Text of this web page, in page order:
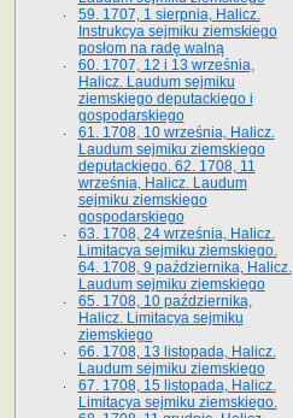
59. 1707, 1 sierpnia, Halicz.
Instrukcya sejmiku ziemskiego
posłom na radę walną
60. 1707, 12 i 13 września,
Halicz. Laudum sejmiku
ziemskiego deputackiego i
gospodarskiego
61. 1708, 10 września, Halicz.
Laudum sejmiku ziemskiego
deputackiego. 62. 1708, 11
września, Halicz. Laudum
sejmiku ziemskiego
gospodarskiego
63. 1708, 24 września, Halicz.
Limitacya sejmiku ziemskiego.
64. 1708, 9 października, Halicz.
Laudum sejmiku ziemskiego
65­. 1708, 10 października,
Halicz. Limitacya sejmiku
ziemskiego
66. 1708, 13 listopada, Halicz.
Laudum sejmiku ziemskiego
67. 1708, 15 listopada, Halicz.
Limitacya sejmiku ziemskiego.